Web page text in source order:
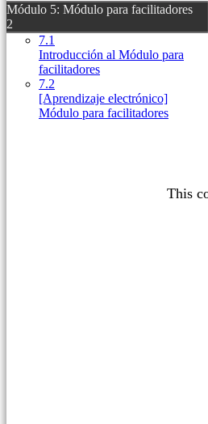
Módulo 5: Módulo para facilitadores
2
7.1
Introducción al Módulo para
facilitadores
7.2
[Aprendizaje electrónico]
Módulo para facilitadores
This